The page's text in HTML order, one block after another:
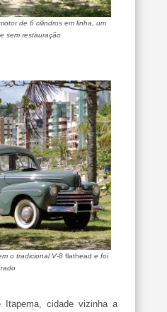
de 6 cilindros em linha, um
sem restauração
o tradicional V-8 flathead e foi
cidade vizinha a